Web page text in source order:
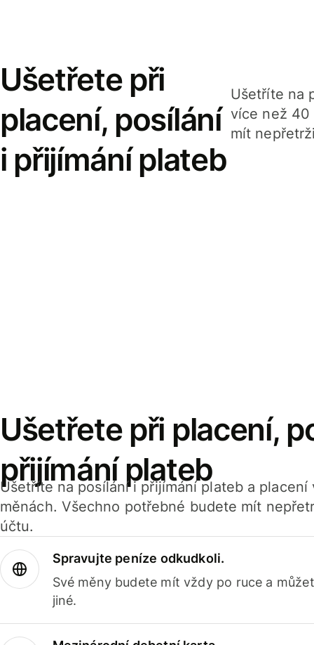
Ušetřete při
placení, posílání
i přijímání plateb
Ušetříte na
více než 40
mít
Ušetřete při placení,
přijímání plateb
Ušetříte na posílání i přijímání plateb a
měnách. Všechno potřebné budete mít
účtu.
Spravujte peníze odkudkoli.
Své měny budete mít vždy po ruce a
jiné.